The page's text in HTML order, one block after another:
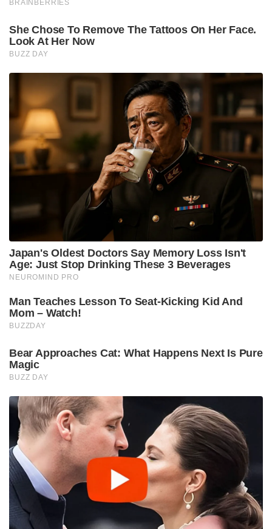
BRAINBERRIES
She Chose To Remove The Tattoos On Her Face.
Look At Her Now
BUZZ DAY
Japan's Oldest Doctors Say Memory Loss Isn't
Age: Just Stop Drinking These 3 Beverages
NEUROMIND PRO
Man Teaches Lesson To Seat-Kicking Kid And
Mom – Watch!
BUZZDAY
Bear Approaches Cat: What Happens Next Is Pure
Magic
BUZZ DAY